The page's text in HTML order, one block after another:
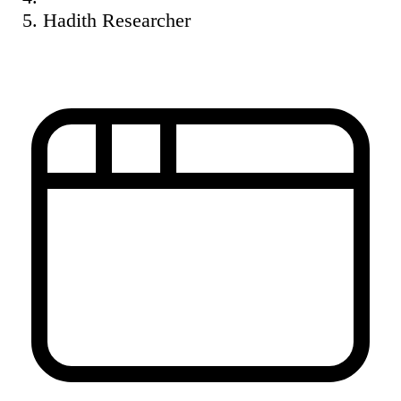
Hadith Researcher